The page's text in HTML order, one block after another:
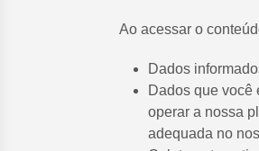
Ao acessar o
Dados
Dados que você
operar a nossa
adequada no